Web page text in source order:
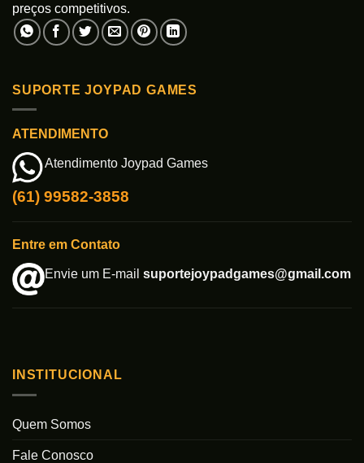
preços competitivos.
SUPORTE JOYPAD GAMES
ATENDIMENTO
Atendimento Joypad Games
(61) 99582-3858
Entre em Contato
Envie um E-mail suportejoypadgames@gmail.com
INSTITUCIONAL
Quem Somos
Fale Conosco